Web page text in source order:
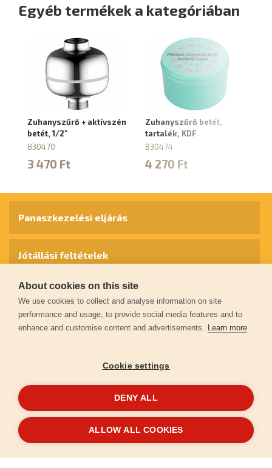
Egyéb termékek a kategóriában
Zuhanyszűrő + aktívszén
betét, 1/2"
830470
3 470 Ft
Zuhanyszűrő betét,
tartalék, KDF
830474
4 270 Ft
© 2026extol.hu- Minden jog fenntartva
Panaszkezelési eljárás
Jótállási feltételek
Személyes adatok védelme
Kapcsolat
Garancia regisztráció
LétrehoztaFEO
About cookies on this site
We use cookies to collect and analyse information on site
performance and usage, to provide social media features and to
enhance and customise content and advertisements. Learn more
Cookie settings
DENY ALL
ALLOW ALL COOKIES